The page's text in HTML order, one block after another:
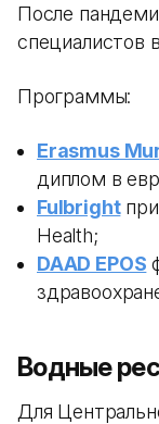
После
специалистов
Программы:
Erasmus
диплом в
Fulbright
Health;
DAAD EPOS
Водные
Для